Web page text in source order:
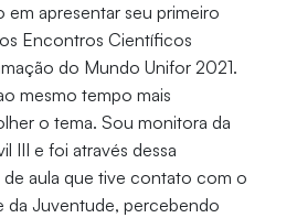
apresentar seu primeiro
Encontros Científicos
do Mundo Unifor 2021.
mesmo tempo mais
o tema. Sou monitora da
III e foi através dessa
de aula que tive contato com o
da Juventude, percebendo